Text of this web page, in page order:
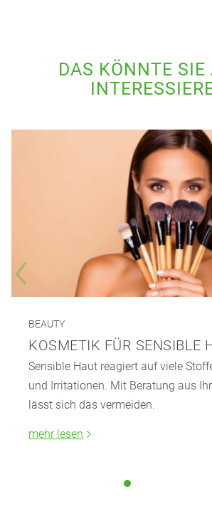
DAS KÖNNTE SIE
BEAUTY
KOSMETIK FÜR SENSIBLE
Sensible Haut reagiert auf viele
und Irritationen. Mit Beratung aus
lässt sich das vermeiden.
mehr lesen